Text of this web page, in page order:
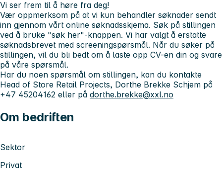
Vi ser frem til å høre fra deg!
Vær oppmerksom på at vi kun behandler søknader sendt
inn gjennom vårt online søknadsskjema. Søk på stillingen
ved å bruke "søk her"-knappen. Vi har valgt å erstatte
søknadsbrevet med screeningspørsmål. Når du søker på
stillingen, vil du bli bedt om å laste opp CV-en din og svare
på våre spørsmål.
Har du noen spørsmål om stillingen, kan du kontakte
Head of Store Retail Projects, Dorthe Brekke Schjem på
+47 45204162 eller på dorthe.brekke@xxl.no
Om bedriften
Sektor
Privat